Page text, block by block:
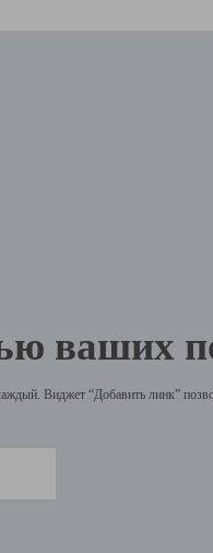
ваших
Виджет “Добавить линк”